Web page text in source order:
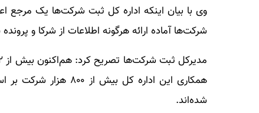
وی با بیان اینکه اداره کل ثبت شرکت‌ها یک مرجع
شرکت‌ها آماده ارائه هرگونه اطلاعات از شرکا و پرونده شرکت طی این ۳ سال
شده‌اند.